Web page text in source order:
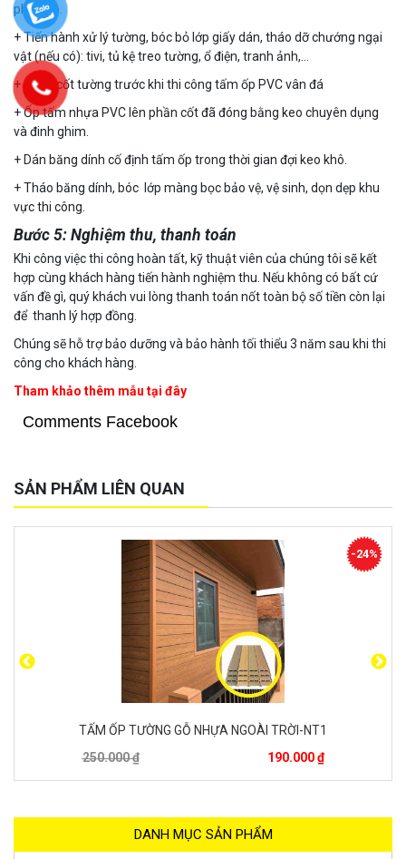
phù hợp.
+ Tiến hành xử lý tường, bóc bỏ lớp giấy dán, tháo dỡ chướng ngại
vật (nếu có): tivi, tủ kệ treo tường, ổ điện, tranh ảnh,…
+ Đóng cốt tường trước khi thi công tấm ốp PVC vân đá
+ Ốp tấm nhựa PVC lên phần cốt đã đóng bằng keo chuyên dụng
và đinh ghim.
+ Dán băng dính cố định tấm ốp trong thời gian đợi keo khô.
+ Tháo băng dính, bóc lớp màng bọc bảo vệ, vệ sinh, dọn dẹp khu
vực thi công.
Bước 5: Nghiệm thu, thanh toán
Khi công việc thi công hoàn tất, kỹ thuật viên của chúng tôi sẽ kết
hợp cùng khách hàng tiến hành nghiệm thu. Nếu không có bất cứ
vấn đề gì, quý khách vui lòng thanh toán nốt toàn bộ số tiền còn lại
để thanh lý hợp đồng.
Chúng sẽ hỗ trợ bảo dưỡng và bảo hành tối thiểu 3 năm sau khi thi
công cho khách hàng.
Tham khảo thêm mẫu tại đây
Comments Facebook
SẢN PHẨM LIÊN QUAN
TẤM PVC NANO – VP03
95.000 ₫
82.000 ₫
-14%
DANH MỤC SẢN PHẨM